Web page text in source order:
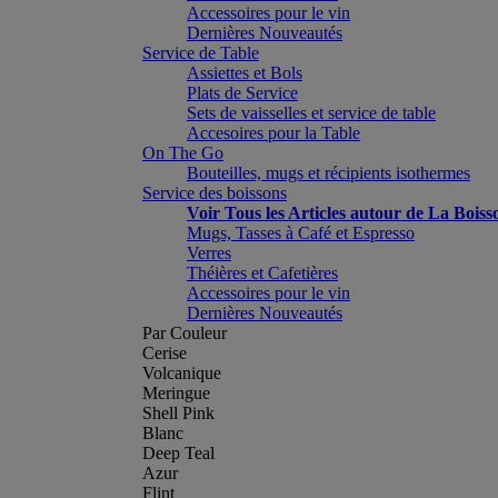
Accessoires pour le vin
Dernières Nouveautés
Service de Table
Assiettes et Bols
Plats de Service
Sets de vaisselles et service de table
Accesoires pour la Table
On The Go
Bouteilles, mugs et récipients isothermes
Service des boissons
Voir Tous les Articles autour de La
Mugs, Tasses à Café et Espresso
Verres
Théières et Cafetières
Accessoires pour le vin
Dernières Nouveautés
Par Couleur
Cerise
Volcanique
Meringue
Shell Pink
Blanc
Deep Teal
Azur
Flint